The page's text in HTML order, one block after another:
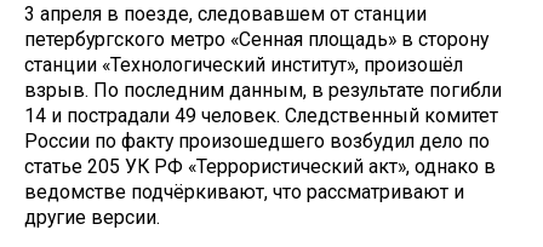
3 апреля в поезде, следовавшем от станции
петербургского метро «Сенная площадь» в сторону
станции «Технологический институт», произошёл
взрыв. По последним данным, в результате погибли
14 и пострадали 49 человек. Следственный комитет
России по факту произошедшего возбудил дело по
статье 205 УК РФ «Террористический акт», однако в
ведомстве подчёркивают, что рассматривают и
другие версии.